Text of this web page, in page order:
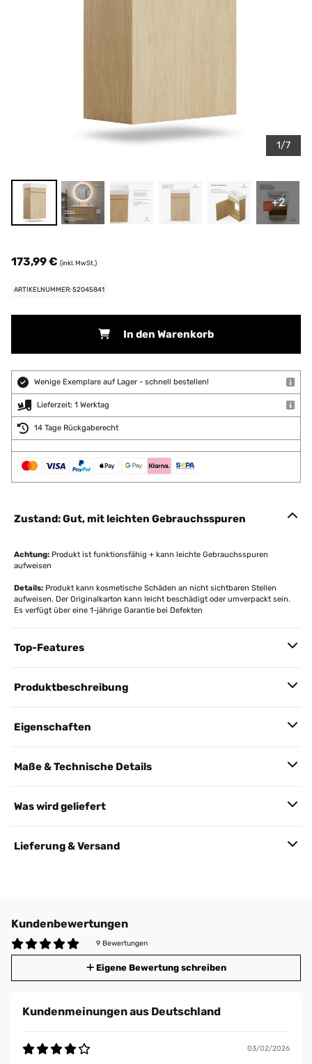
1/7
+2
173,99 € (inkl. MwSt.)
ARTIKELNUMMER: 52045841
In den Warenkorb
Wenige Exemplare auf Lager - schnell bestellen!
Lieferzeit: 1 Werktag
14 Tage Rückgaberecht
Zustand: Gut, mit leichten Gebrauchsspuren
Achtung: Produkt ist funktionsfähig + kann leichte Gebrauchsspuren
aufweisen
Details: Produkt kann kosmetische Schäden an nicht sichtbaren Stellen
aufweisen. Der Originalkarton kann leicht beschädigt oder umverpackt sein.
Es verfügt über eine 1-jährige Garantie bei Defekten
Top-Features
Produktbeschreibung
Eigenschaften
Maße & Technische Details
Was wird geliefert
Lieferung & Versand
Kundenbewertungen
9 Bewertungen
Eigene Bewertung schreiben
Kundenmeinungen aus Deutschland
03/02/2026